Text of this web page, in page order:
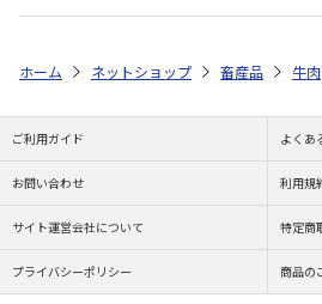
ホーム ネットショップ 畜産品 牛肉
ご利用ガイド よくあ
お問い合わせ 利用規
サイト運営会社について 特定商
プライバシーポリシー 商品の